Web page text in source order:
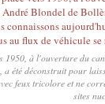
1950, à l'ouverture du
été déconstruit pour
feux tricolore et ne
sites